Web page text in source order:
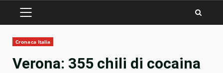
PRIMARY
Cronaca Italia
Verona: 355 chili di cocaina